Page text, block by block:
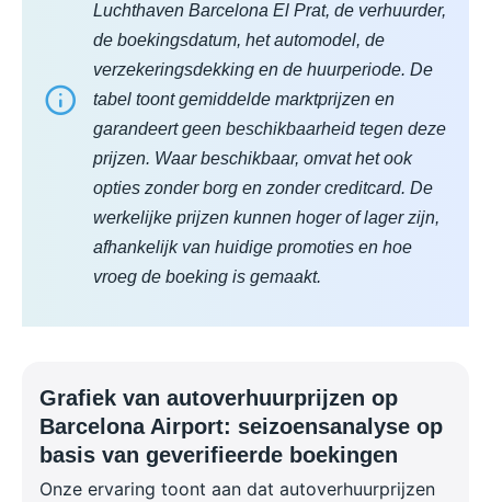
Luchthaven Barcelona El Prat, de verhuurder,
de boekingsdatum, het automodel, de
verzekeringsdekking en de huurperiode. De
tabel toont gemiddelde marktprijzen en
garandeert geen beschikbaarheid tegen deze
prijzen. Waar beschikbaar, omvat het ook
opties zonder borg en zonder creditcard. De
werkelijke prijzen kunnen hoger of lager zijn,
afhankelijk van huidige promoties en hoe
vroeg de boeking is gemaakt.
Grafiek van autoverhuurprijzen op
Barcelona Airport: seizoensanalyse op
basis van geverifieerde boekingen
Onze ervaring toont aan dat autoverhuurprijzen